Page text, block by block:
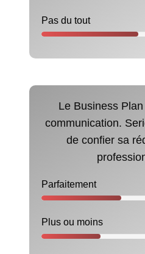
Pas du tout
Le Business
communication.
de confier sa
Parfaitement
Plus ou moins